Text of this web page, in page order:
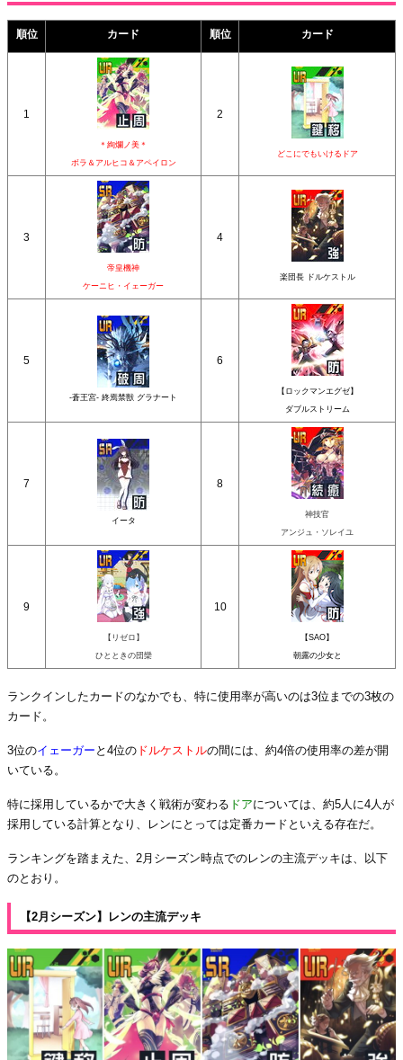
順位 カード 順位 カード
1
＊絢爛ノ美＊
ボラ＆アルヒコ＆アペイロン
2
どこにでもいけるドア
3
帝皇機神
ケーニヒ・イェーガー
4
楽団長 ドルケストル
5
-蒼王宮- 終焉禁獣 グラナート
6
【ロックマンエグゼ】
ダブルストリーム
7
イータ
8
神技官
アンジュ・ソレイユ
9
【リゼロ】
ひとときの団欒
10
【SAO】
朝露の少女と
ランクインしたカードのなかでも、特に使用率が高いのは3位までの3枚の
カード。
3位のイェーガー と4位の ドルケストルの間には、約4倍の使用率の差が開
いている。
特に採用しているかで大きく戦術が変わる ドアについては、約5人に4人が
採用している計算となり、レンにとっては定番カードといえる存在だ。
ランキングを踏まえた、2月シーズン時点でのレンの主流デッキは、以下
のとおり。
【2月シーズン】レンの主流デッキ